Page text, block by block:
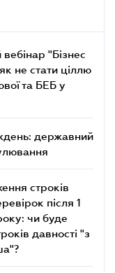
"Бізнес
не стати ціллю
та БЕБ у
державний
строків
після 1
чи буде
давності "з